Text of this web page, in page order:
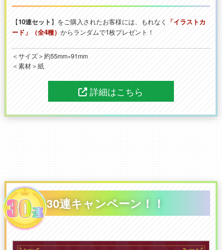
【10連セット】をご購入されたお客様には、もれなく
「イラストカ
ード」（全4種） からランダムで1枚プレゼント！
＜サイズ＞約55mm×91mm
＜素材＞紙
詳細はこちら
30連キャンペーン！！